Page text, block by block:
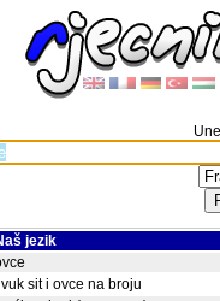
jezik
sit i ovce na broju